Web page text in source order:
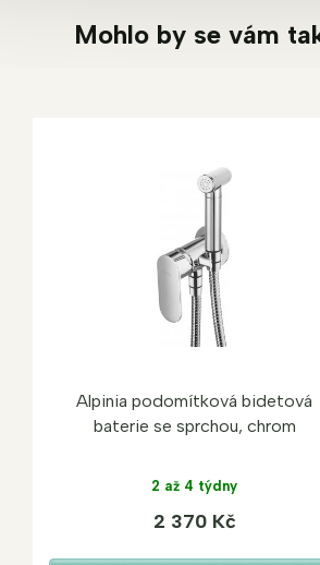
Mohlo by se vám
Alpinia podomítková bidetová
baterie se sprchou, chrom
2 až 4 týdny
2 370 Kč